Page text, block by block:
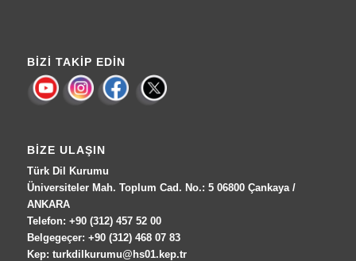
BIZI TAKIP EDIN
BIZE ULAŞIN
Türk Dil Kurumu
Üniversiteler Mah. Toplum Cad. No.: 5 06800 Çankaya /
ANKARA
Telefon: +90 (312) 457 52 00
Belgegeçer: +90 (312) 468 07 83
Kep: turkdilkurumu@hs01.kep.tr